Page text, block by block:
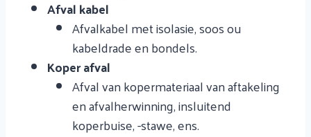
Afval kabel
Afvalkabel met isolasie, soos ou
kabeldrade en bondels.
Koper afval
Afval van kopermateriaal van aftakeling
en afvalherwinning, insluitend
koperbuise, -stawe, ens.